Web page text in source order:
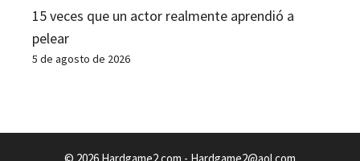
15 veces que un actor realmente aprendió a
pelear
5 de agosto de 2026
© 2026 Hardgame2.com - Hardgame2@aol.com